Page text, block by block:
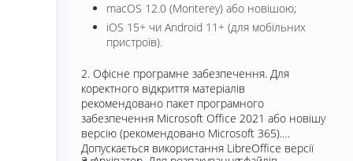
macOS 12.0 (Monterey) або новішою;
iOS 15+ чи Android 11+ (для мобільних
пристроїв).
2. Офісне програмне забезпечення. Для
коректного відкриття матеріалів
рекомендовано пакет програмного
забезпечення Microsoft Office 2021 або новішу
версію (рекомендовано Microsoft 365).
Допускається використання LibreOffice версії